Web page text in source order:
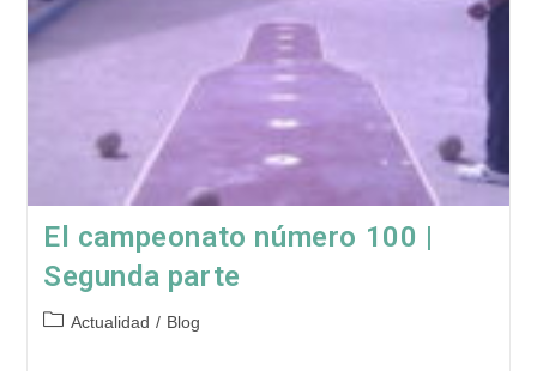
El campeonato número 100 |
Segunda parte
Categoría
Actualidad / Blog